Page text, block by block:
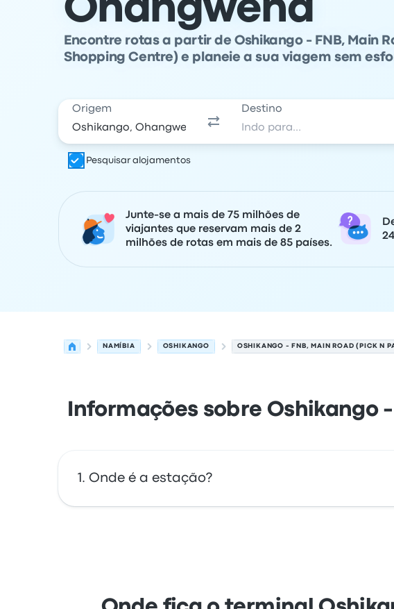
Ohangwena
Encontre rotas a partir de Oshikango - FNB, Main
Shopping Centre) e planeie a sua viagem sem
Origem Destino
Pesquisar alojamentos
Junte-se a mais de 75 milhões de
viajantes que reservam mais de 2
milhões de rotas em mais de 85 países.
NAMÍBIA OSHIKANGO OSHIKANGO - FNB, MAIN ROAD (PICK N
Informações sobre Oshikango
Onde é a estação?